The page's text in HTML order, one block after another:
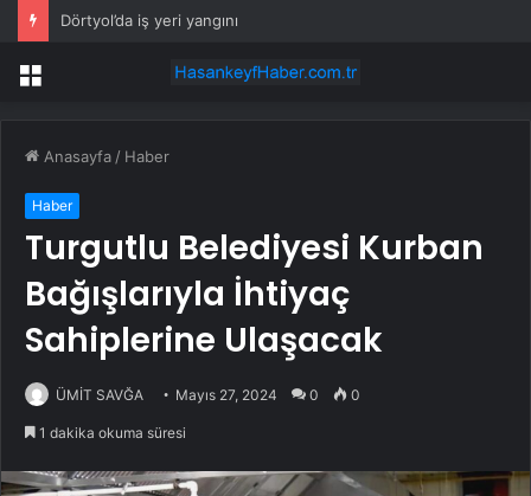
Dörtyol’da iş yeri yangını
Menü
Anasayfa / Haber
Haber
Turgutlu Belediyesi Kurban
Bağışlarıyla İhtiyaç
Sahiplerine Ulaşacak
ÜMİT SAVĞA Mayıs 27, 2024 0 0
1 dakika okuma süresi